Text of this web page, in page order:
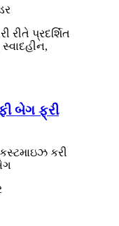
રીતે પ્રદર્શિત
બેગ ફ્રી